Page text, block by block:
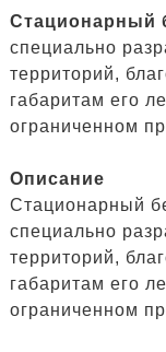
Стационарный
специально
территорий,
габаритам его
ограниченном
Описание
Стационарный
специально
территорий,
габаритам его
ограниченном